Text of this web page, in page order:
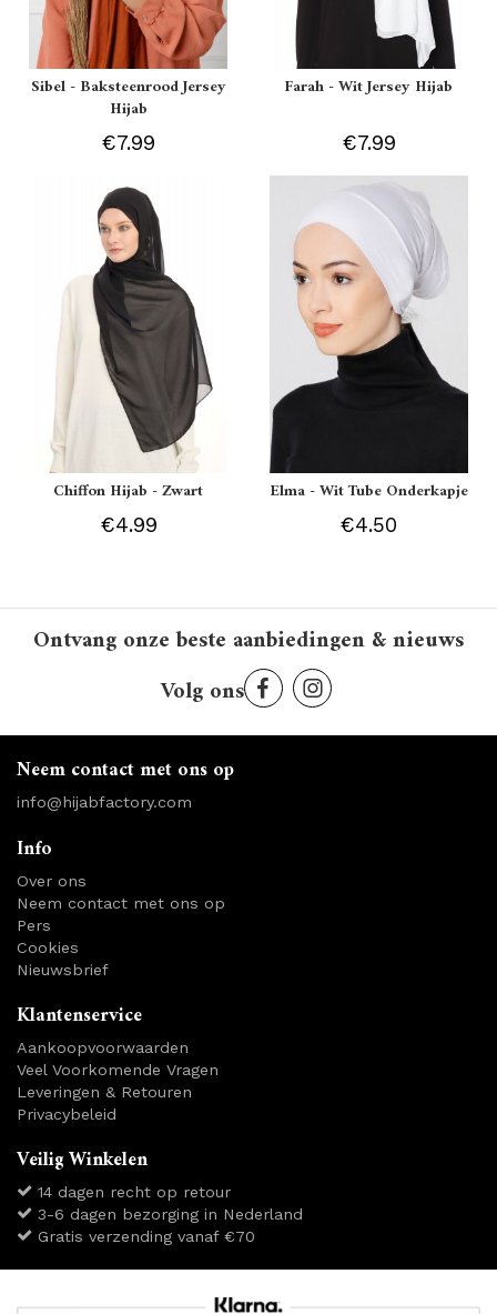
Sibel - Baksteenrood Jersey
Hijab
€7.99
Farah - Wit Jersey Hijab
€7.99
Chiffon Hijab - Zwart
€4.99
Elma - Wit Tube Onderkapje
€4.50
Ontvang onze beste aanbiedingen & nieuws
Volg ons
Neem contact met ons op
info@hijabfactory.com
Info
Over ons
Neem contact met ons op
Pers
Cookies
Nieuwsbrief
Klantenservice
Aankoopvoorwaarden
Veel Voorkomende Vragen
Leveringen & Retouren
Privacybeleid
Veilig Winkelen
14 dagen recht op retour
3-6 dagen bezorging in Nederland
Gratis verzending vanaf €70